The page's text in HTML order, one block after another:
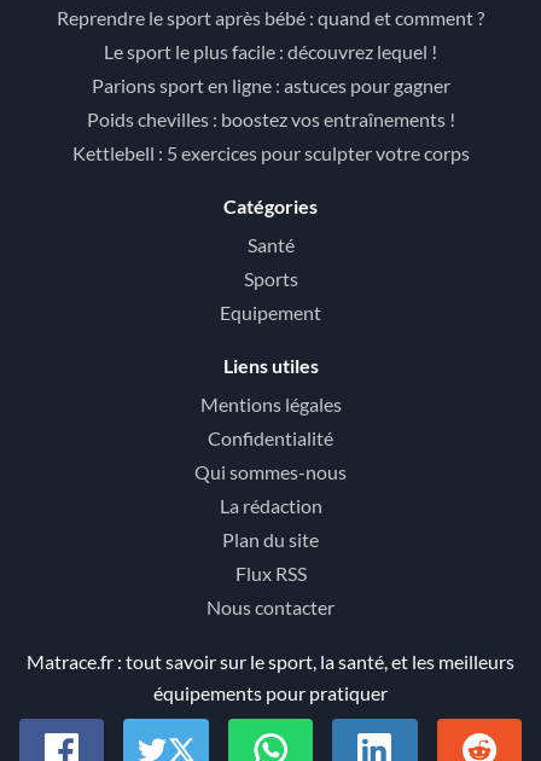
Reprendre le sport après bébé : quand et comment ?
Le sport le plus facile : découvrez lequel !
Parions sport en ligne : astuces pour gagner
Poids chevilles : boostez vos entraînements !
Kettlebell : 5 exercices pour sculpter votre corps
Catégories
Santé
Sports
Equipement
Liens utiles
Mentions légales
Confidentialité
Qui sommes-nous
La rédaction
Plan du site
Flux RSS
Nous contacter
Matrace.fr : tout savoir sur le sport, la santé, et les meilleurs
équipements pour pratiquer